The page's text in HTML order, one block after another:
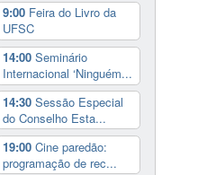
9:00 Feira do Livro da
UFSC
14:00 Seminário
Internacional ‘Ninguém...
14:30 Sessão Especial
do Conselho Esta...
19:00 Cine paredão:
programação de rec...